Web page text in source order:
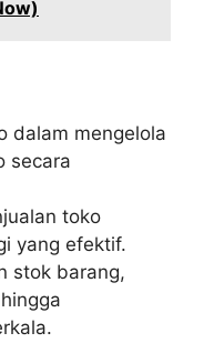
dalam mengelola
secara
toko
yang efektif.
stok barang,